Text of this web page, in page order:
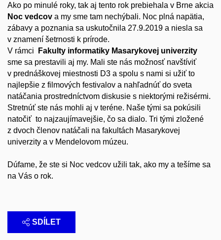
Ako po minulé roky, tak aj tento rok prebiehala v Brne akcia
Noc vedcov a my sme tam nechýbali. Noc plná napätia,
zábavy a poznania sa uskutočnila 27.9.2019 a niesla sa
v znamení šetrnosti k prírode.
V rámci
Fakulty informatiky Masarykovej univerzity
sme sa prestavili aj my. Mali ste nás možnosť navštíviť
v prednáškovej miestnosti D3 a spolu s nami si užiť to
najlepšie z filmových festivalov a nahľadnúť do sveta
natáčania prostredníctvom diskusie s niektorými režisérmi.
Stretnúť ste nás mohli aj v teréne. Naše tými sa pokúsili
natočiť to najzaujímavejšie, čo sa dialo. Tri tými zložené
z dvoch členov natáčali na fakultách Masarykovej
univerzity a v Mendelovom múzeu.
Dúfame, že ste si Noc vedcov užili tak, ako my a tešíme sa
na Vás o rok.
SDÍLET